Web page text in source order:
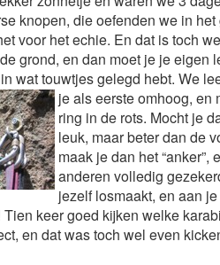
knopen, die oefenden we in
voor het echie. En dat is toch
grond, en dan moet je je eigen
wat touwtjes gelegd hebt. We
je als eerste omhoog,
ring in de rots. Mocht je
leuk, maar beter dan de
maak je dan het
anderen volledig
jezelf losmaakt, en aan
keer goed kijken welke
en dat was toch wel even